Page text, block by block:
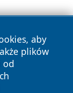
aby
plików
od